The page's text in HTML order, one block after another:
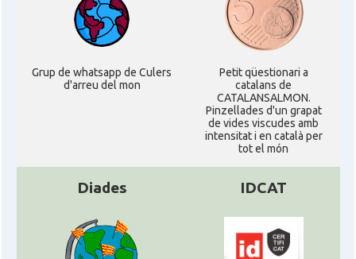
Grup de whatsapp de Culers
d'arreu del mon
Petit qüestionari a
catalans de
CATALANSALMON.
Pinzellades d'un grapat
de vides viscudes amb
intensitat i en català per
tot el món
Diades IDCAT